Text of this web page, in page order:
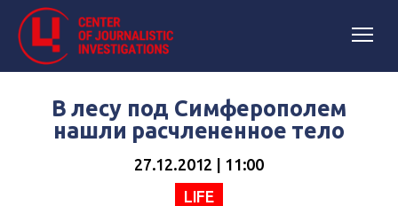
В лесу под Симферополем
нашли расчлененное тело
27.12.2012 | 11:00
LIFE